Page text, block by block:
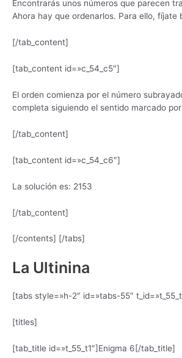
Encontrarás unos números que parecen
Ahora hay que ordenarlos. Para ello, fíjate
[/tab_content]
[tab_content id=»c_54_c5″]
El orden comienza por el número
completa siguiendo el sentido marcado
[/tab_content]
[tab_content id=»c_54_c6″]
La solución es: 2153
[/tab_content]
[/contents] [/tabs]
La Ultinina
[tabs style=»h-2″ id=»tabs-55″
[titles]
[tab_title id=»t_55_t1″]Enigma 6[/tab_title]